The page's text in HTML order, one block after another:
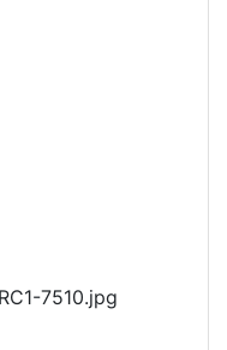
7510.jpg